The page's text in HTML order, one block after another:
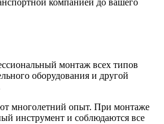
компанией до вашего
монтаж всех типов
оборудования и другой
многолетний опыт. При монтаже
инструмент и соблюдаются все